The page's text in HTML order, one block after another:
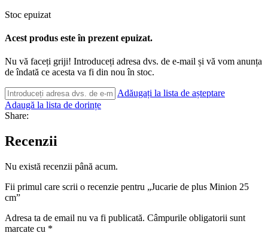
Stoc epuizat
Acest produs este în prezent epuizat.
Nu vă faceți griji! Introduceți adresa dvs. de e-mail și vă vom anunța
de îndată ce acesta va fi din nou în stoc.
Adăugați la lista de așteptare
Adaugă la lista de dorințe
Share:
Recenzii
Nu există recenzii până acum.
Fii primul care scrii o recenzie pentru „Jucarie de plus Minion 25
cm”
Adresa ta de email nu va fi publicată. Câmpurile obligatorii sunt
marcate cu *